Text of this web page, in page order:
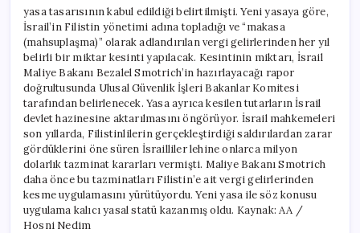
yasa tasarısının kabul edildiği belirtilmişti. Yeni yasaya göre,
İsrail’in Filistin yönetimi adına topladığı ve “makasa
(mahsuplaşma)” olarak adlandırılan vergi gelirlerinden her yıl
belirli bir miktar kesinti yapılacak. Kesintinin miktarı, İsrail
Maliye Bakanı Bezalel Smotrich’in hazırlayacağı rapor
doğrultusunda Ulusal Güvenlik İşleri Bakanlar Komitesi
tarafından belirlenecek. Yasa ayrıca kesilen tutarların İsrail
devlet hazinesine aktarılmasını öngörüyor. İsrail mahkemeleri
son yıllarda, Filistinlilerin gerçekleştirdiği saldırılardan zarar
gördüklerini öne süren İsrailliler lehine onlarca milyon
dolarlık tazminat kararları vermişti. Maliye Bakanı Smotrich
daha önce bu tazminatları Filistin’e ait vergi gelirlerinden
kesme uygulamasını yürütüyordu. Yeni yasa ile söz konusu
uygulama kalıcı yasal statü kazanmış oldu. Kaynak: AA /
Hosni Nedim